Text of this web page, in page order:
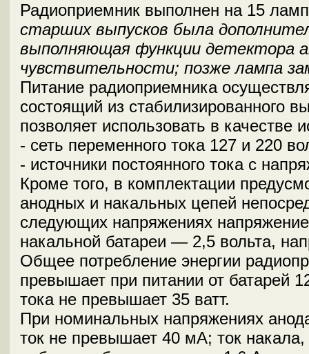
Радиоприемник выполнен на 15
старших выпусков была
выполняющая функции детектора
чувствительности; позже лампа
Питание радиоприемника
состоящий из стабилизированного
позволяет использовать в качестве
- сеть переменного тока 127 и 220
- источники постоянного тока с
Кроме того, в комплектации
анодных и накальных цепей
следующих напряжениях
накальной батареи — 2,5 вольта,
Общее потребление энергии
превышает при питании от батарей
тока не превышает 35 ватт.
При номинальных напряжениях
ток не превышает 40 мА; ток